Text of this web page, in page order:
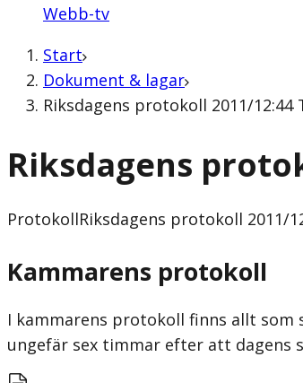
Webb-tv
Start
Dokument & lagar
Riksdagens protokoll 2011/
Riksdagens
ProtokollRiksdagens protokoll 2011/
Kammarens protokoll
I kammarens protokoll finns allt
ungefär sex timmar efter att